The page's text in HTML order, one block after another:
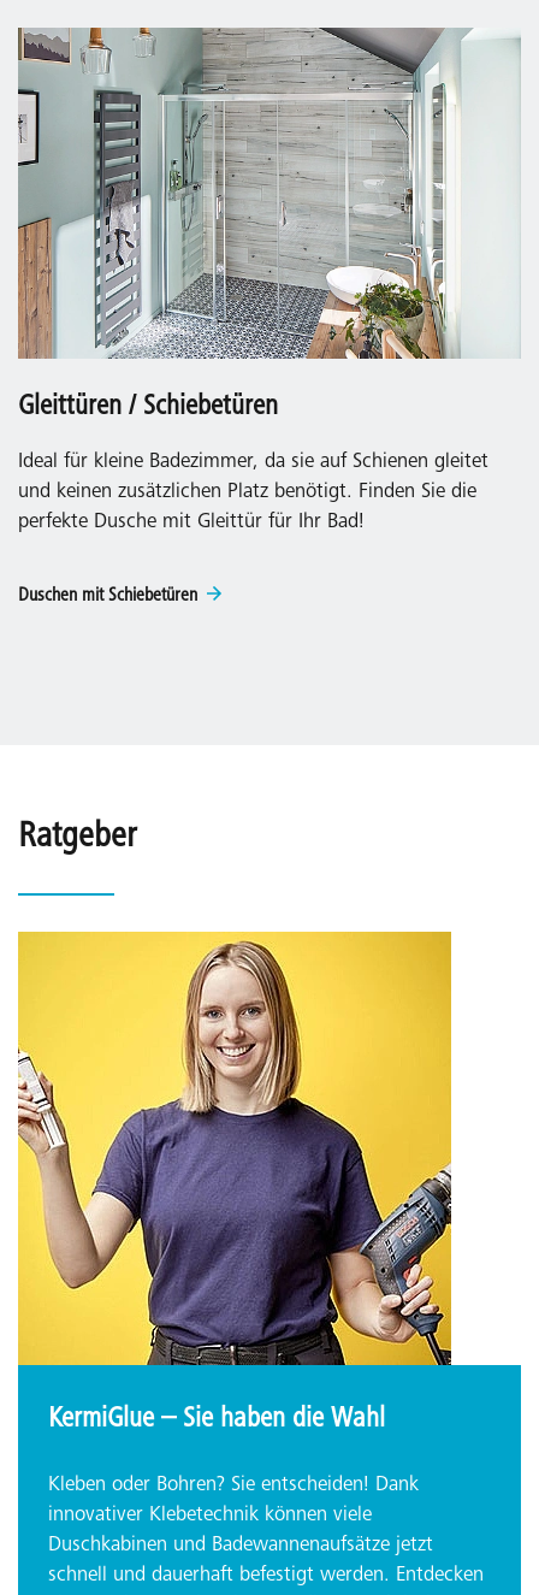
Gleittüren / Schiebetüren
Ideal für kleine Badezimmer, da sie auf Schienen gleitet
und keinen zusätzlichen Platz benötigt. Finden Sie die
perfekte Dusche mit Gleittür für Ihr Bad!
Duschen mit Schiebetüren
Ratgeber
KermiGlue – Sie haben die Wahl
Kleben oder Bohren? Sie entscheiden! Dank
innovativer Klebetechnik können viele
Duschkabinen und Badewannenaufsätze jetzt
schnell und dauerhaft befestigt werden. Entdecken